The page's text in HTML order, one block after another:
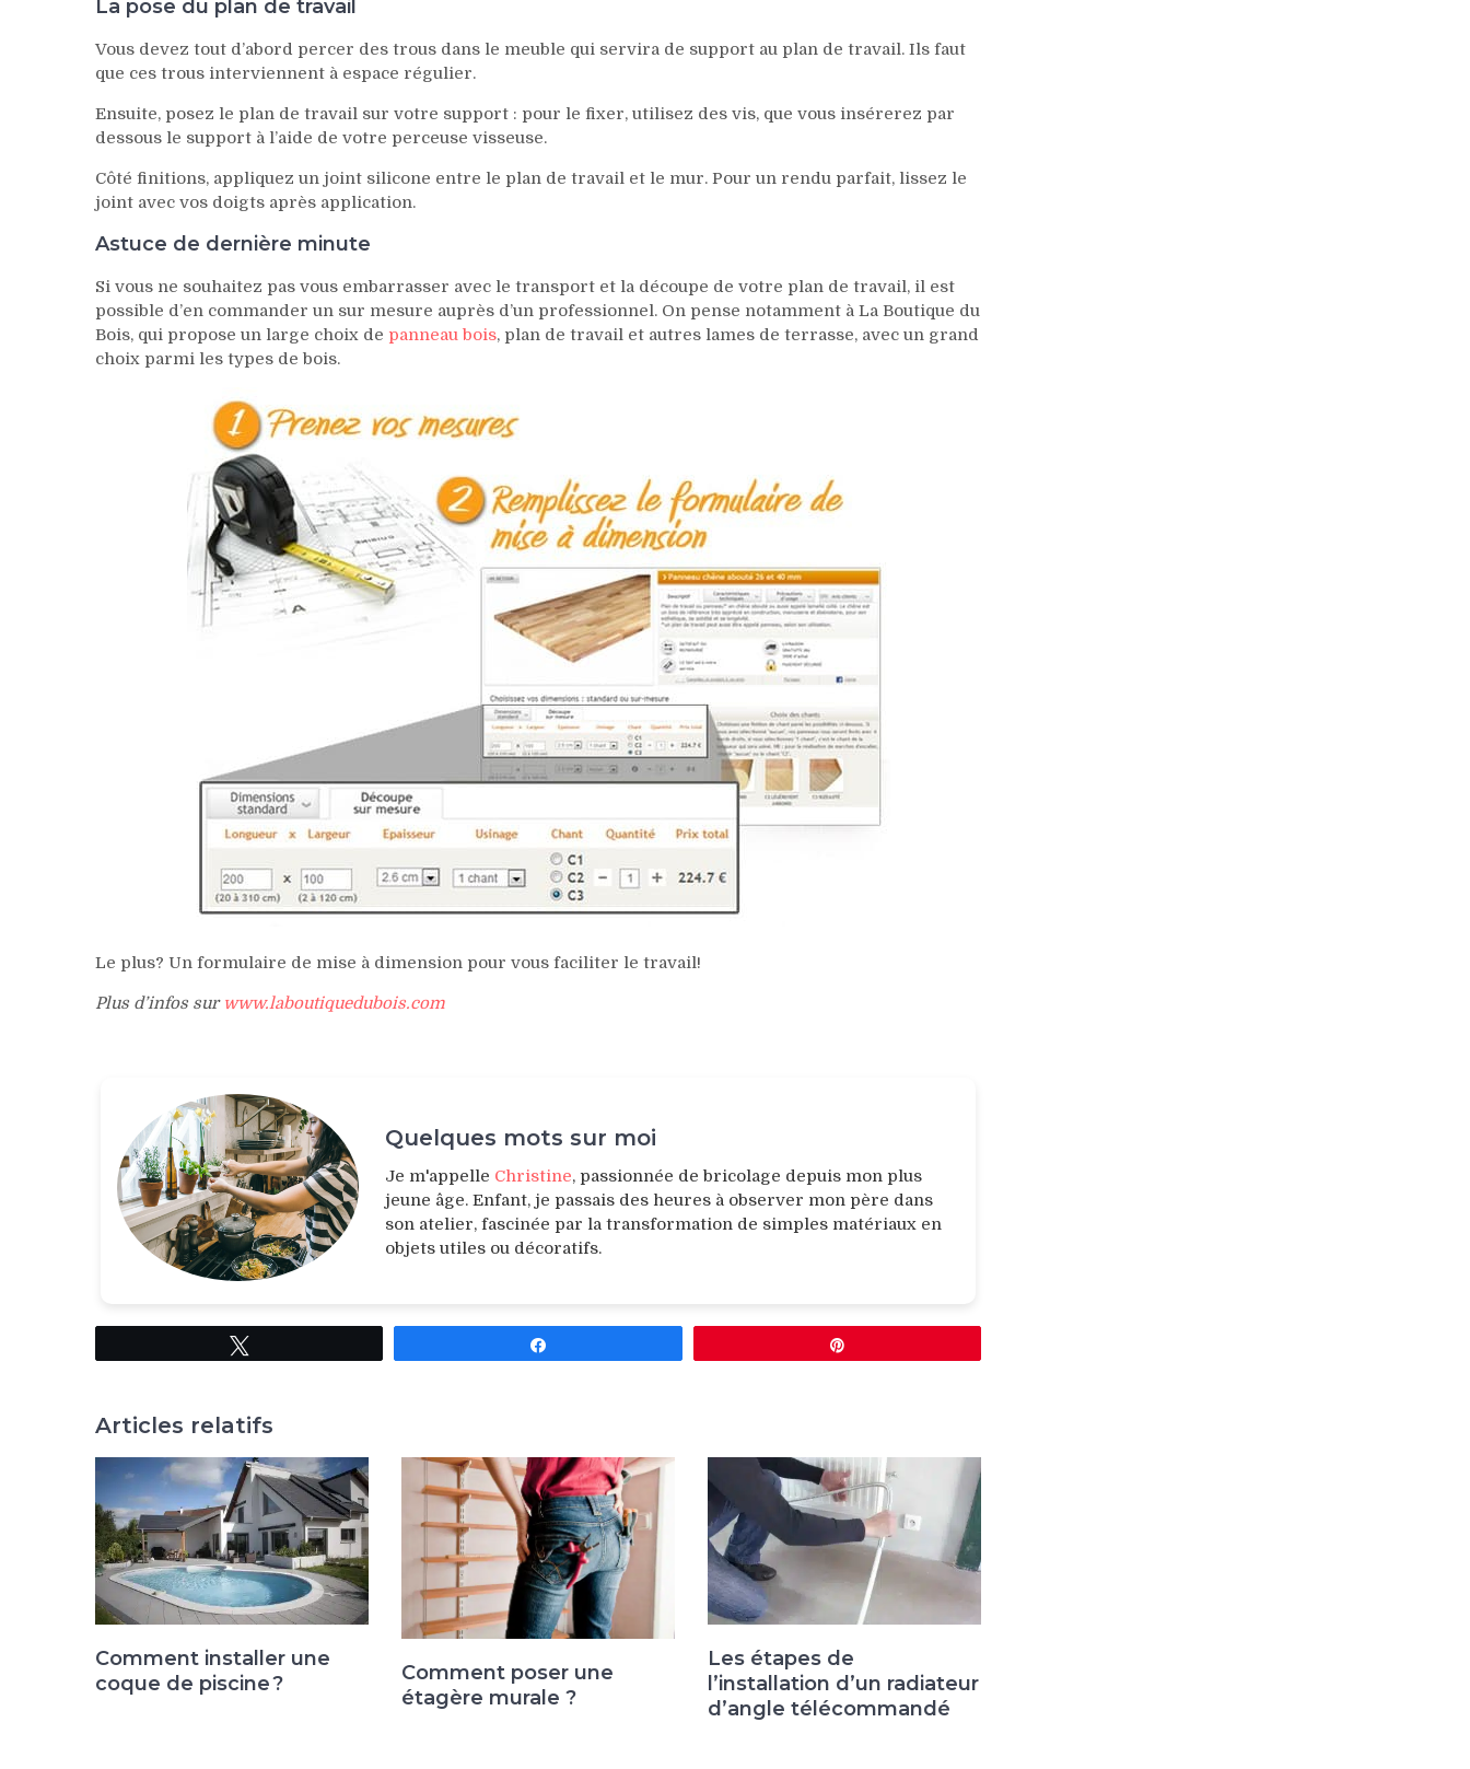
La pose du plan de travail
Vous devez tout d’abord percer des trous dans le meuble qui servira de support au plan de travail. Ils faut
que ces trous interviennent à espace régulier.
Ensuite, posez le plan de travail sur votre support : pour le fixer, utilisez des vis, que vous insérerez par
dessous le support à l’aide de votre perceuse visseuse.
Côté finitions, appliquez un joint silicone entre le plan de travail et le mur. Pour un rendu parfait, lissez le
joint avec vos doigts après application.
Astuce de dernière minute
Si vous ne souhaitez pas vous embarrasser avec le transport et la découpe de votre plan de travail, il est
possible d’en commander un sur mesure auprès d’un professionnel. On pense notamment à La Boutique du
Bois, qui propose un large choix de panneau bois, plan de travail et autres lames de terrasse, avec un grand
choix parmi les types de bois.
Le plus? Un formulaire de mise à dimension pour vous faciliter le travail!
Plus d’infos sur www.laboutiquedubois.com
Quelques mots sur moi
Je m'appelle Christine, passionnée de bricolage depuis mon plus
jeune âge. Enfant, je passais des heures à observer mon père dans
son atelier, fascinée par la transformation de simples matériaux en
objets utiles ou décoratifs.
Articles relatifs
Comment installer une
coque de piscine ?
Comment poser une
étagère murale ?
Les étapes de
l’installation d’un radiateur
d’angle télécommandé